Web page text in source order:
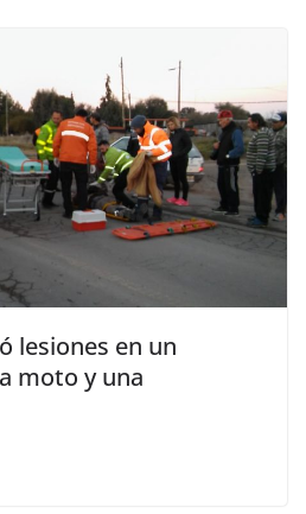
lesiones en un
moto y una